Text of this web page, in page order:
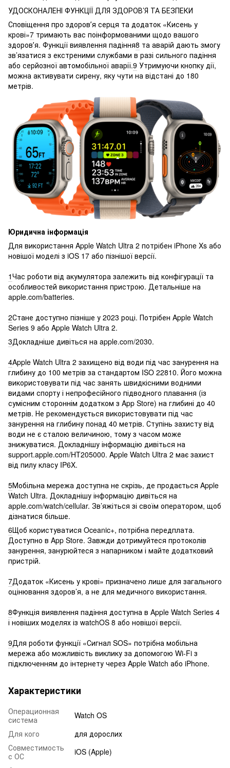
УДОСКОНАЛЕНІ ФУНКЦІЇ ДЛЯ ЗДОРОВ’Я ТА БЕЗПЕКИ
Сповіщення про здоровʼя серця та додаток «Кисень у
крові»7 тримають вас поінформованими щодо вашого
здоровʼя. Функції виявлення падіння8 та аварій дають змогу
зв’язатися з екстреними службами в разі сильного падіння
або серйозної автомобільної аварії.9 Утримуючи кнопку дії,
можна активувати сирену, яку чути на відстані до 180
метрів.
Юридична інформація
Для використання Apple Watch Ultra 2 потрібен iPhone Xs або
новішої моделі з iOS 17 або пізнішої версії.
1Час роботи від акумулятора залежить від конфігурації та
особливостей використання пристрою. Детальніше на
apple.com/batteries.
2Стане доступно пізніше у 2023 році. Потрібен Apple Watch
Series 9 або Apple Watch Ultra 2.
3Докладніше дивіться на apple.com/2030.
4Apple Watch Ultra 2 захищено від води під час занурення на
глибину до 100 метрів за стандартом ISO 22810. Його можна
використовувати під час занять швидкісними водними
видами спорту і непрофесійного підводного плавання (із
сумісним стороннім додатком з App Store) на глибині до 40
метрів. Не рекомендується використовувати під час
занурення на глибину понад 40 метрів. Ступінь захисту від
води не є сталою величиною, тому з часом може
знижуватися. Докладнішу інформацію дивіться на
support.apple.com/HT205000. Apple Watch Ultra 2 має захист
від пилу класу IP6X.
5Мобільна мережа доступна не скрізь, де продається Apple
Watch Ultra. Докладнішу інформацію дивіться на
apple.com/watch/cellular. Зв’яжіться зі своїм оператором, щоб
дізнатися більше.
6Щоб користуватися Oceanic+, потрібна передплата.
Доступно в App Store. Завжди дотримуйтеся протоколів
занурення, занурюйтеся з напарником і майте додатковий
пристрій.
7Додаток «Кисень у крові» призначено лише для загального
оцінювання здоров’я, а не для медичного використання.
8Функція виявлення падіння доступна в Apple Watch Series 4
і новіших моделях із watchOS 8 або новішої версії.
9Для роботи функції «Сигнал SOS» потрібна мобільна
мережа або можливість виклику за допомогою Wi-Fi з
підключенням до інтернету через Apple Watch або iPhone.
Характеристики
Операционная
система
Watch OS
Для кого
для дорослих
Совместимость
с ОС
iOS (Apple)